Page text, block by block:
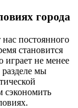
города
постоянного
становится
играет не менее
мы
сэкономить